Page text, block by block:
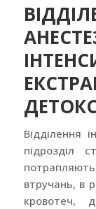
Відділення
підрозділ
втручань, в
кровотеч,